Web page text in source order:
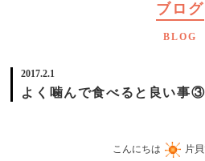
ブログ
BLOG
2017.2.1
よく噛んで食べると良い事③
こんにちは 片